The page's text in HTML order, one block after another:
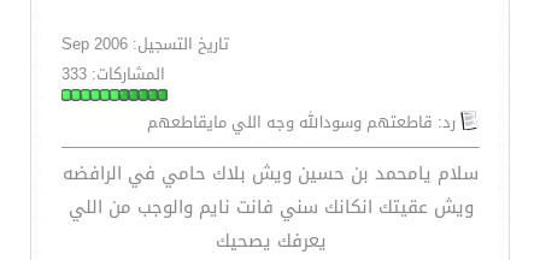
تاريخ التسجيل: Sep 2006
المشاركات: 333
رد: قاطعتهم وسودالله وجه اللي مايقاطعهم
سلام يامحمد بن حسين ويش بلاك حامي في الرافضه
ويش عقيتك انكانك سني فانت نايم والوجب من اللي
يعرفك يصحيك